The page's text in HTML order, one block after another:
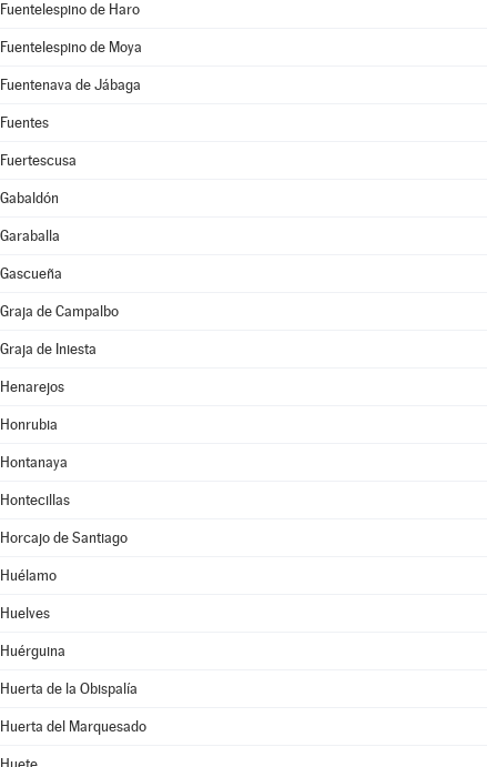
Fuentelespino de Haro
Fuentelespino de Moya
Fuentenava de Jábaga
Fuentes
Fuertescusa
Gabaldón
Garaballa
Gascueña
Graja de Campalbo
Graja de Iniesta
Henarejos
Honrubia
Hontanaya
Hontecillas
Horcajo de Santiago
Huélamo
Huelves
Huérguina
Huerta de la Obispalía
Huerta del Marquesado